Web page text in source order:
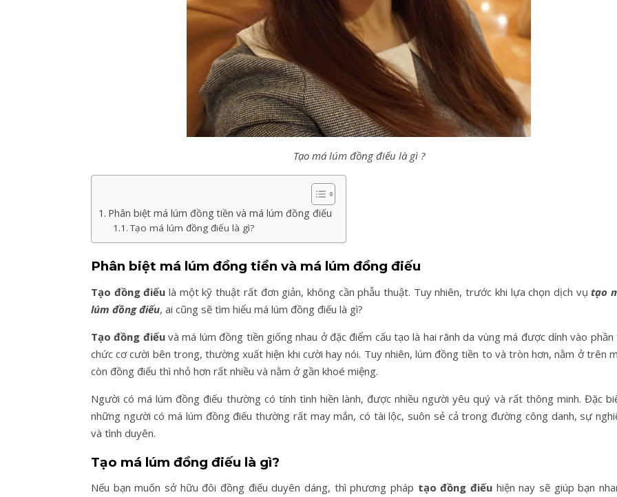
Tạo má lúm đồng điếu là gì ?
Phân biệt má lúm đồng tiền và má lúm đồng điếu
Tạo má lúm đồng điếu là gì?
Phân biệt má lúm đồng tiền và má lúm đồng điếu
Tạo đồng điếu là một kỹ thuật rất đơn giản, không cần phẫu thuật. Tuy nhiên, trước khi lựa chọn dịch vụtạo
lúm đồng điếu, ai cũng sẽ tìm hiểu má lúm đồng điếu là gì?
Tạo đồng điếuvà má lúm đồng tiền giống nhau ở đặc điểm cấu tạo là hai rãnh da vùng má được dính vào
chức cơ cười bên trong, thường xuất hiện khi cười hay nói. Tuy nhiên, lúm đồng tiền to và tròn hơn, nằm ở trên
còn đồng điếu thì nhỏ hơn rất nhiều và nằm ở gần khoé miệng.
Người có má lúm đồng điếu thường có tính tình hiền lành, được nhiều người yêu quý và rất thông minh. Đặc
những người có má lúm đồng điếu thường rất may mắn, có tài lộc, suôn sẻ cả trong đường công danh, sự
và tình duyên.
Tạo má lúm đồng điếu là gì?
Nếu bạn muốn sở hữu đôi đồng điếu duyên dáng, thì phương pháp tạo đồng điếu hiện nay sẽ giúp bạn